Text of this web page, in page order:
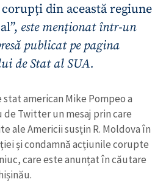
din această regiune
este menționat într-un
publicat pe pagina
de Stat al SUA.
american Mike Pompeo a
Twitter un mesaj prin care
ale Americii susțin R. Moldova în
și condamnă acțiunile corupte
care este anunțat în căutare